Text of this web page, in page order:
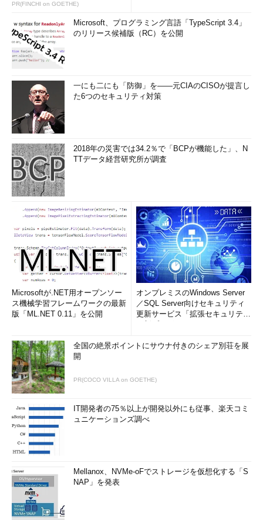
PR(FINCHI on GOETHE)
Microsoft、プログラミング言語「TypeScript 3.4」
のリリース候補版（RC）を公開
一にも二にも「防御」を――元CIAのCISOが提言し
た6つのセキュリティ対策
2018年の災害では34.2％で「BCPが機能した」、N
TTデータ経営研究所が調査
Microsoftが.NET用オープンソー
ス機械学習フレームワークの最新
版「ML.NET 0.11」を公開
オンプレミスのWindows Server
／SQL Server向けセキュリティ
更新サービス「拡張セキュリティ
全国の絶景ポイントにサウナ付きのシェア別荘を展
開
PR(COCO VILLA on GOETHE)
IT開発者の75％以上が開発以外にも従事、楽天コミ
ュニケーションズ調べ
Mellanox、NVMe-oFでストレージを仮想化する「S
NAP」を発表